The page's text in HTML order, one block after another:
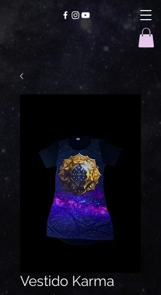
Vestido Karma